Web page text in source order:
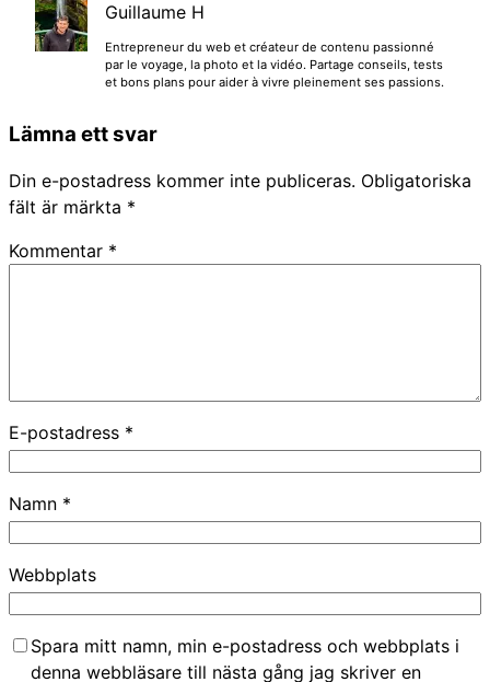
Guillaume H
Entrepreneur du web et créateur de contenu passionné
par le voyage, la photo et la vidéo. Partage conseils, tests
et bons plans pour aider à vivre pleinement ses passions.
Lämna ett svar
Din e-postadress kommer inte publiceras. Obligatoriska
fält är märkta *
Kommentar *
E-postadress *
Namn *
Webbplats
Spara mitt namn, min e-postadress och webbplats i
denna webbläsare till nästa gång jag skriver en